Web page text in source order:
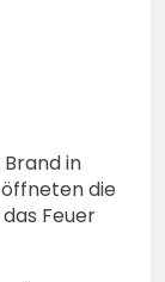
in
die
Feuer